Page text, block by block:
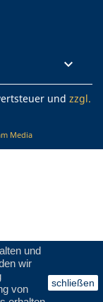
und
wir
von
schließen

und zzgl.
Media